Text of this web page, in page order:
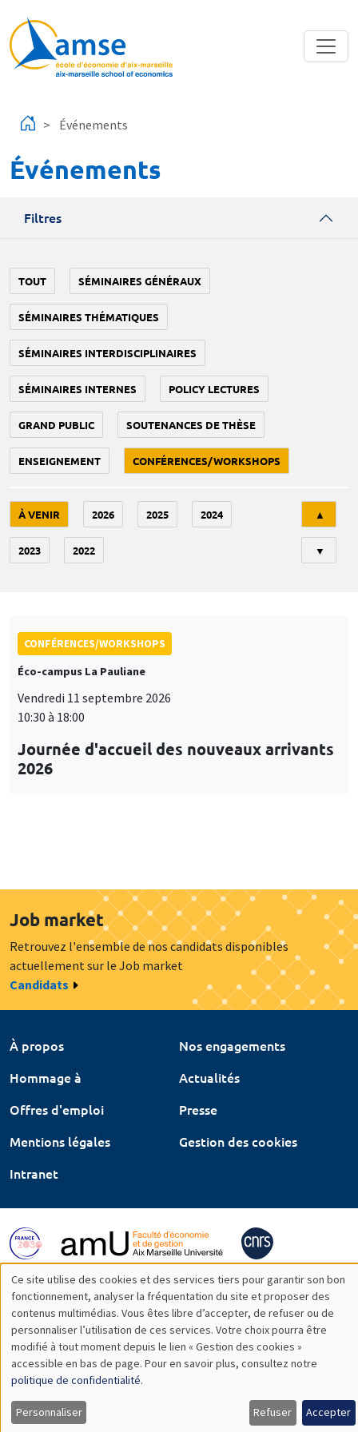
Événements
Événements
Filtres
TOUT SÉMINAIRES GÉNÉRAUX
SÉMINAIRES THÉMATIQUES
SÉMINAIRES INTERDISCIPLINAIRES
SÉMINAIRES INTERNES POLICY LECTURES
GRAND PUBLIC SOUTENANCES DE THÈSE
ENSEIGNEMENT CONFÉRENCES/WORKSHOPS
À VENIR 2026 2025 2024
2023 2022
▲
▼
CONFÉRENCES/WORKSHOPS
Éco-campus La Pauliane
Vendredi 11 septembre 2026
10:30 à 18:00
Journée d'accueil des nouveaux arrivants
2026
Job market
Retrouvez l'ensemble de nos candidats disponibles
actuellement sur le Job market
Candidats
À propos
Nos engagements
Hommage à
Actualités
Offres d'emploi
Presse
Mentions légales
Gestion des cookies
Intranet
Utilisation
des
données
personnelles
et
Ce site utilise des cookies et des services tiers pour garantir son bon
fonctionnement, analyser la fréquentation du site et proposer des
contenus multimédias. Vous êtes libre d’accepter, de refuser ou de
personnaliser l’utilisation de ces services. Votre choix pourra être
modifié à tout moment depuis le lien « Gestion des cookies »
accessible en bas de page. Pour en savoir plus, consultez notre
politique de confidentialité.
Personnaliser Refuser Accepter